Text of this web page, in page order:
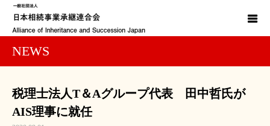
NEWS
税理士法人T＆Aグループ代表 田中哲氏が
AIS理事に就任